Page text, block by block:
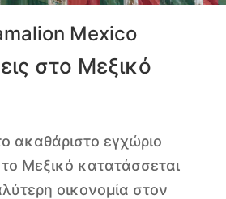
Mexico
στο Μεξικό
ακαθάριστο εγχώριο
Μεξικό κατατάσσεται
οικονομία στον